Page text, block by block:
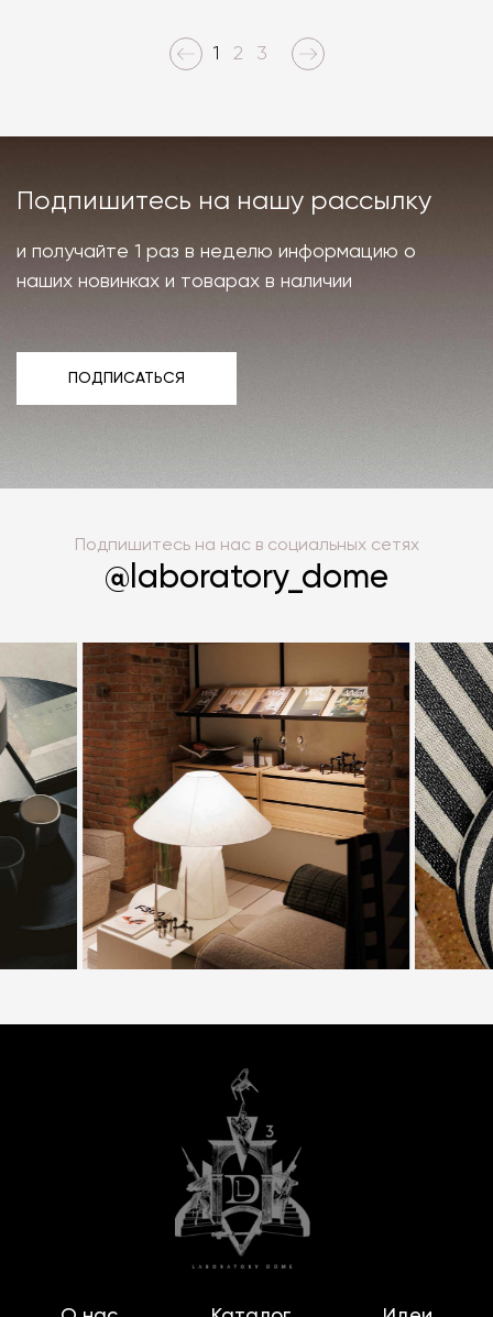
1 2 3
Подпишитесь на нашу рассылку
и получайте 1 раз в неделю информацию о
наших новинках и товарах в наличии
ПОДПИСАТЬСЯ
Подпишитесь на нас в социальных сетях
@laboratory_dome